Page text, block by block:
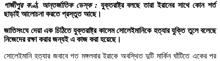
গাজীপুর কণ্ঠ, আন্তর্জাতিক ডেস্ক : যুক্তরাষ্ট্র বলছে তারা ইরানের সাথে কোন শর্ত
ছাড়াই আলোচনা করতে প্রস্তুত আছে।
জাতিসংঘে দেয়া এক চিঠিতে যুক্তরাষ্ট্র কাসেম সোলেইমানিকে হত্যার যুক্তি তুলে বলেছে
নিজেদের রক্ষা করার জন্যই এ কাজ করা হয়েছে।
সোলেইমানি হত্যার জবাবে গত মঙ্গলবার ইরাকে অবস্থিত দুটি মার্কিন ঘাঁটিতে একের পর